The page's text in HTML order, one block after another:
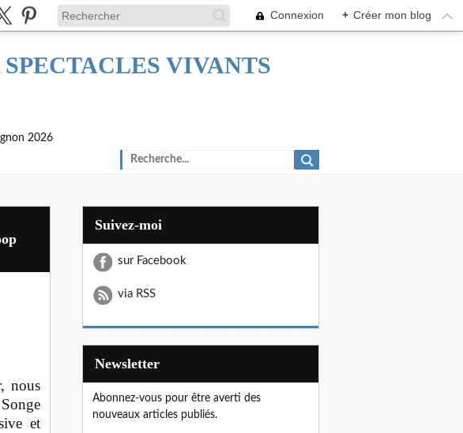
Connexion + Créer mon blog
VIVANTS
2026
nous
et
Suivez-moi
sur Facebook
via RSS
Newsletter
Abonnez-vous pour être averti des
nouveaux articles publiés.